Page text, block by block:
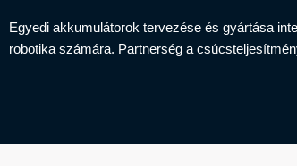
Egyedi akkumulátorok tervezése és gyártása
robotika számára. Partnerség a